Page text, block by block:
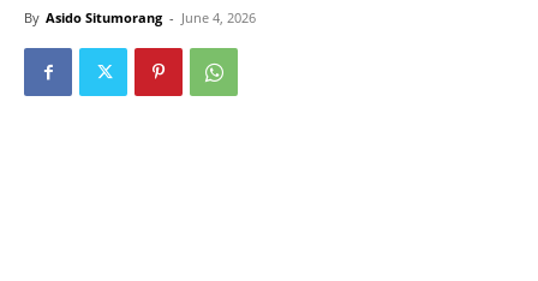
By Asido Situmorang - June 4, 2026